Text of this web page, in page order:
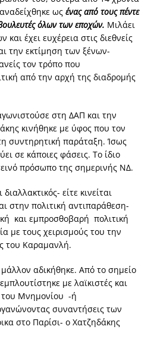
ως ένας από τους πέντε
όλων των εποχών. Μιλάει
έχει ευχέρεια στις διεθνείς
την εκτίμηση των ξένων-
τον τρόπο που
από την αρχή της διαδρομής
στη ΔΑΠ και την
κινήθηκε με ύφος που τον
συντηρητική παράταξη. Ίσως
σε κάποιες φάσεις. Το ίδιο
πρόσωπο της σημερινής ΝΔ.
είτε κινείται
στην πολιτική αντιπαράθεση-
και εμπροσθοβαρή πολιτική
με τους χειρισμούς του την
του Καραμανλή.
αδικήθηκε. Από το σημείο
με λαϊκιστές και
του Μνημονίου -ή
συναντήσεις των
στο Παρίσι- ο Χατζηδάκης